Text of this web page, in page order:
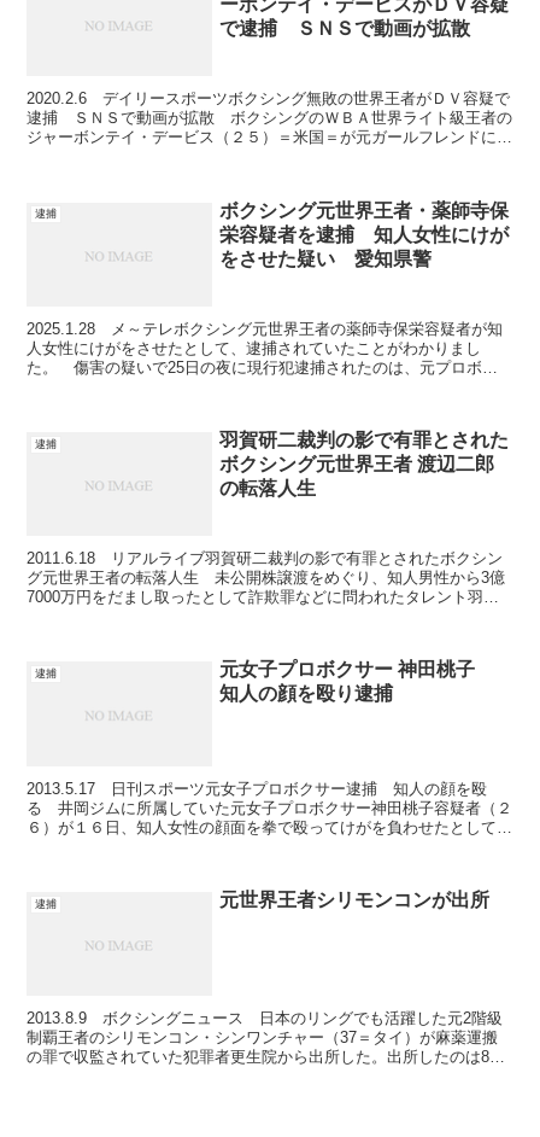
ーボンテイ・デービスがＤＶ容疑
で逮捕 ＳＮＳで動画が拡散
2020.2.6 デイリースポーツボクシング無敗の世界王者がＤＶ容疑で
逮捕 ＳＮＳで動画が拡散 ボクシングのＷＢＡ世界ライト級王者の
ジャーボンテイ・デービス（２５）＝米国＝が元ガールフレンドに対
逮捕
ボクシング元世界王者・薬師寺保
栄容疑者を逮捕 知人女性にけが
をさせた疑い 愛知県警
2025.1.28 メ～テレボクシング元世界王者の薬師寺保栄容疑者が知
人女性にけがをさせたとして、逮捕されていたことがわかりまし
た。 傷害の疑いで25日の夜に現行犯逮捕されたのは、元プロボク
逮捕
羽賀研二裁判の影で有罪とされた
ボクシング元世界王者 渡辺二郎
の転落人生
2011.6.18 リアルライブ羽賀研二裁判の影で有罪とされたボクシン
グ元世界王者の転落人生 未公開株譲渡をめぐり、知人男性から3億
7000万円をだまし取ったとして詐欺罪などに問われたタレント羽賀
逮捕
元女子プロボクサー 神田桃子
知人の顔を殴り逮捕
2013.5.17 日刊スポーツ元女子プロボクサー逮捕 知人の顔を殴
る 井岡ジムに所属していた元女子プロボクサー神田桃子容疑者（２
６）が１６日、知人女性の顔面を拳で殴ってけがを負わせたとして、
逮捕 元世界王者シリモンコンが出所
2013.8.9 ボクシングニュース 日本のリングでも活躍した元2階級
制覇王者のシリモンコン・シンワンチャー（37＝タイ）が麻薬運搬
の罪で収監されていた犯罪者更生院から出所した。出所したのは8月